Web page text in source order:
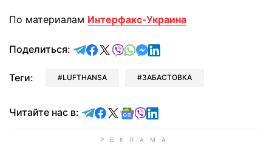
По материалам Интерфакс-Украина
Поделиться: отправить в Telegram
поделиться в Facebook
поделиться в X
отправить в Viber
отправить в Whatsapp
отправить в Messenger
отправить в LinkedIn
Теги: LUFTHANSA ЗАБАСТОВКА
Читайте нас в: Читайте в Telegram
Читайте в Facebook
Читайте в X
Читайте в Google news
Читайте в Viber
Читайте в LinkedIn